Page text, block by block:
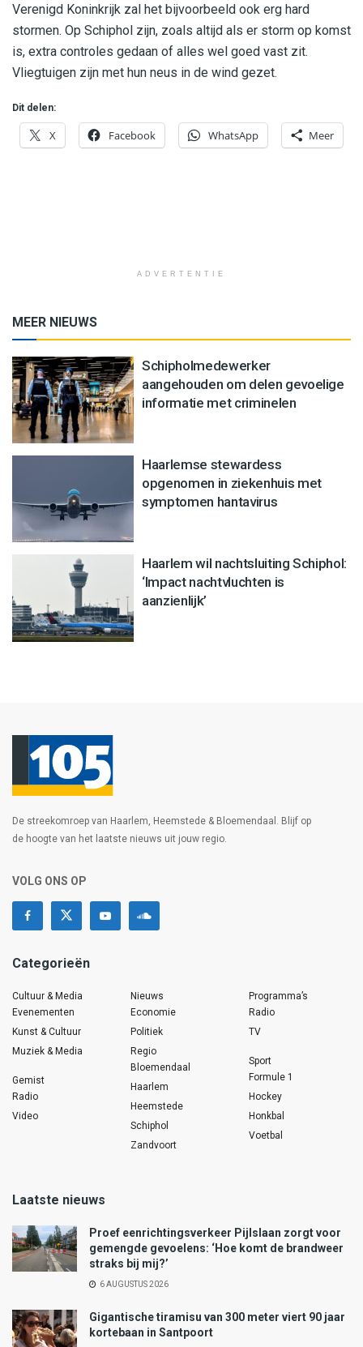
Verenigd Koninkrijk zal het bijvoorbeeld ook erg hard
stormen. Op Schiphol zijn, zoals altijd als er storm op komst
is, extra controles gedaan of alles wel goed vast zit.
Vliegtuigen zijn met hun neus in de wind gezet.
Dit delen:
X Facebook WhatsApp Meer
ADVERTENTIE
MEER NIEUWS
Schipholmedewerker
aangehouden om delen gevoelige
informatie met criminelen
Haarlemse stewardess
opgenomen in ziekenhuis met
symptomen hantavirus
Haarlem wil nachtsluiting Schiphol:
‘Impact nachtvluchten is
aanzienlijk’
De streekomroep van Haarlem, Heemstede & Bloemendaal. Blijf op
de hoogte van het laatste nieuws uit jouw regio.
VOLG ONS OP
Categorieën
Cultuur & Media
Evenementen
Kunst & Cultuur
Muziek & Media
Gemist
Radio
Video
Nieuws
Economie
Politiek
Regio
Bloemendaal
Haarlem
Heemstede
Schiphol
Zandvoort
Programma’s
Radio
TV
Sport
Formule 1
Hockey
Honkbal
Voetbal
Laatste nieuws
Proef eenrichtingsverkeer Pijlslaan zorgt voor
gemengde gevoelens: ‘Hoe komt de brandweer
straks bij mij?’
6 AUGUSTUS 2026
Gigantische tiramisu van 300 meter viert 90 jaar
kortebaan in Santpoort